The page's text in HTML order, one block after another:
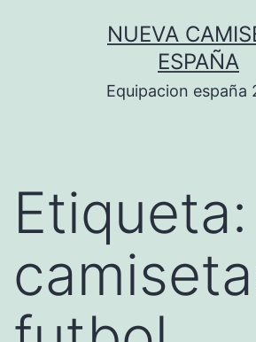
NUEVA
ESPAÑA
Equipacion españa
Etiqueta: